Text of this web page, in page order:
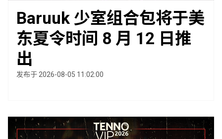
Baruuk 少室组合包将于美
东夏令时间 8 月 12 日推
出
发布于 2026-08-05 11:02:00